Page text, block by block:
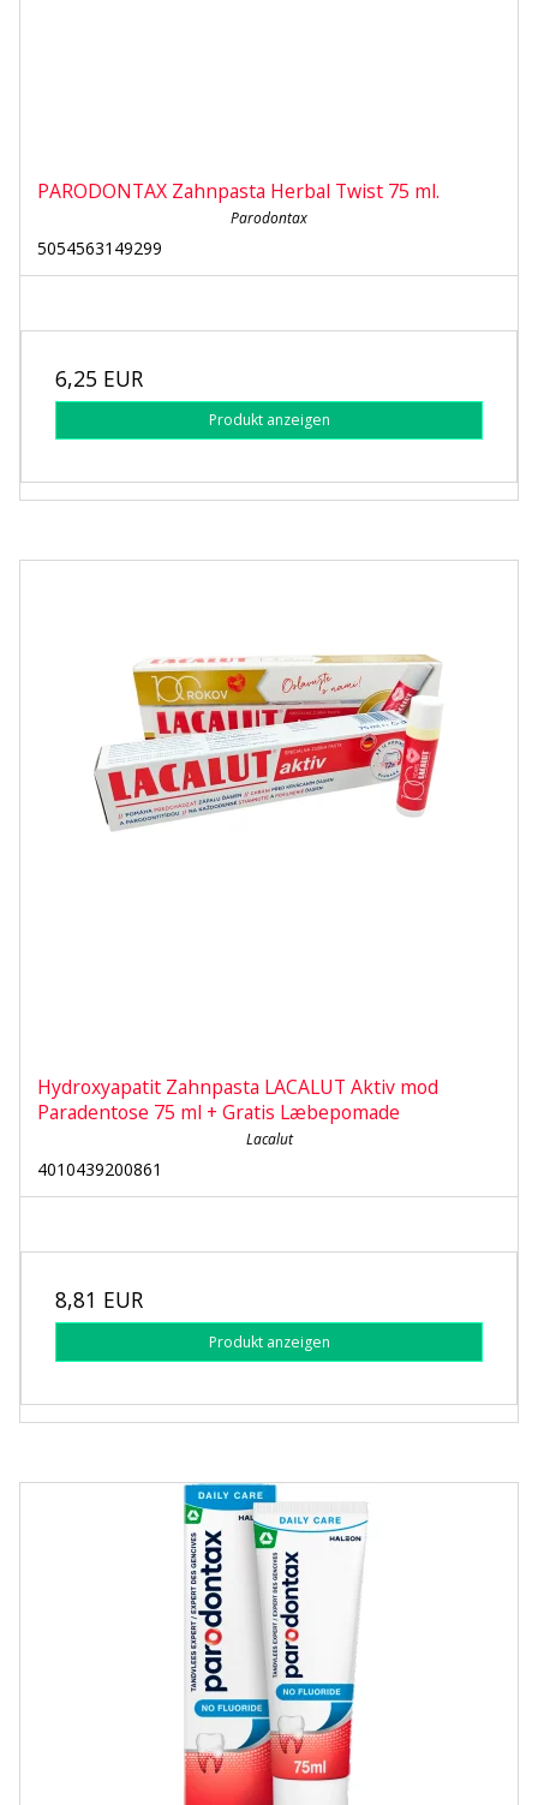
PARODONTAX Zahnpasta Herbal Twist 75 ml.
Parodontax
5054563149299
6,25 EUR
Produkt anzeigen
Hydroxyapatit Zahnpasta LACALUT Aktiv mod
Paradentose 75 ml + Gratis Læbepomade
Lacalut
4010439200861
8,81 EUR
Produkt anzeigen